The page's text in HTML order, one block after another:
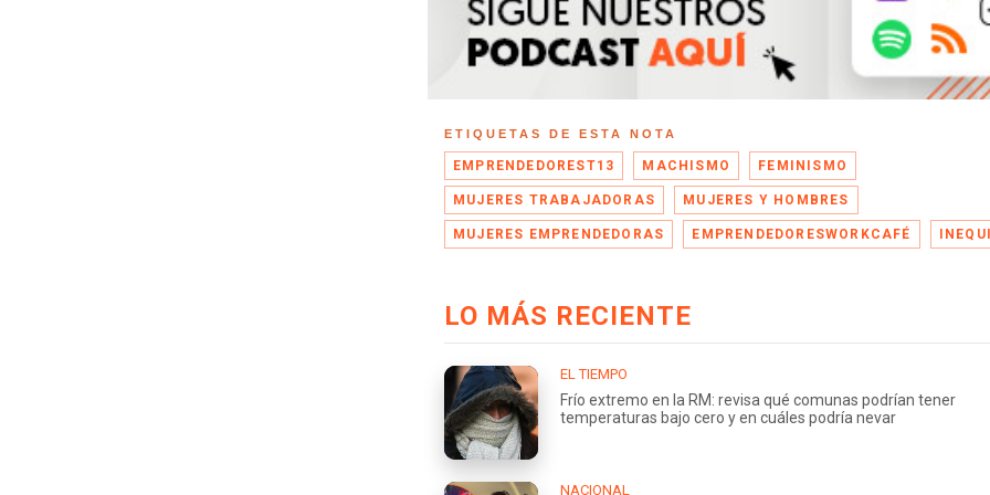
ETIQUETAS DE ESTA NOTA
EMPRENDEDOREST13 MACHISMO FEMINISMO
MUJERES TRABAJADORAS MUJERES Y HOMBRES
MUJERES EMPRENDEDORAS EMPRENDEDORESWORKCAFÉ
LO MÁS RECIENTE
EL TIEMPO
Frío extremo en la RM: revisa qué comunas podrían tener
temperaturas bajo cero y en cuáles podría nevar
NACIONAL